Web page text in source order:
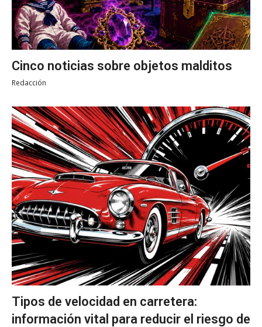
Cinco noticias sobre objetos malditos
Redacción
Tipos de velocidad en carretera:
información vital para reducir el riesgo de